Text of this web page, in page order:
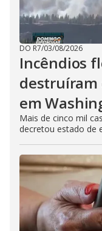
DO R7/03/08/2026
Incêndios
destruíram
em
Mais de cinco mil
decretou estado de